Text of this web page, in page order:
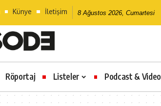
Künye İletişim 8 Ağustos 2026, Cumartesi
Röportaj Listeler Podcast & Video